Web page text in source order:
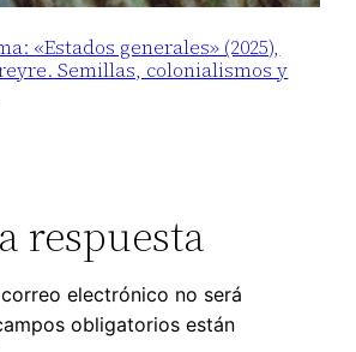
«Estados generales» (2025),
Semillas, colonialismos y
respuesta
electrónico no será
obligatorios están